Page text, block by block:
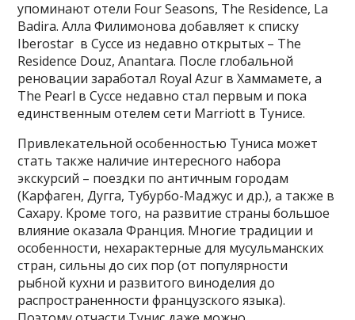
упоминают отели Four Seasons, The Residence, La
Badira. Алла Филимонова добавляет к списку
Iberostar в Суссе из недавно открытых – The
Residence Douz, Anantara. После глобальной
реновации заработал Royal Azur в Хаммамете, а
The Pearl в Суссе недавно стал первым и пока
единственным отелем сети Marriott в Тунисе.
Привлекательной особенностью Туниса может
стать также наличие интересного набора
экскурсий – поездки по античным городам
(Карфаген, Дугга, Тубурбо-Маджус и др.), а также в
Сахару. Кроме того, на развитие страны большое
влияние оказала Франция. Многие традиции и
особенности, нехарактерные для мусульманских
стран, сильны до сих пор (от популярности
рыбной кухни и развитого виноделия до
распространенности французского языка).